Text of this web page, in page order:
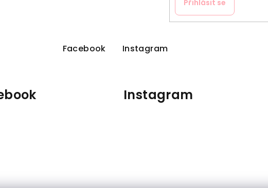
Přihlásit se
Facebook Instagram
Instagram